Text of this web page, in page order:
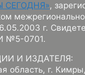
СЕГОДНЯ»,
г.
№5-0701.
И ИЗДАТЕЛЯ:
область, г.